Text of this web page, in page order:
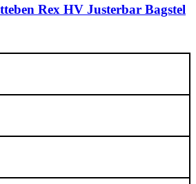
Rex HV Justerbar Bagstel